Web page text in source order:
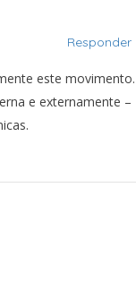
Responder
este movimento.
e externamente –